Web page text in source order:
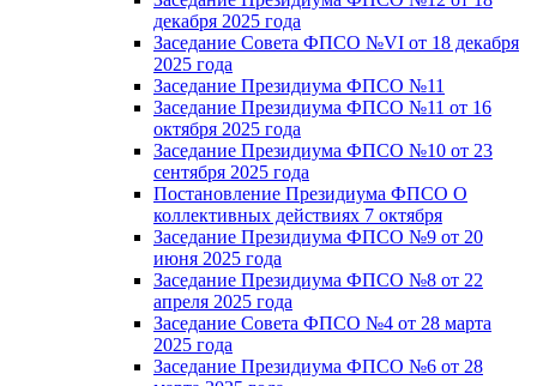
декабря 2025 года
Заседание Совета ФПСО №VI от 18 декабря
2025 года
Заседание Президиума ФПСО №11
Заседание Президиума ФПСО №11 от 16
октября 2025 года
Заседание Президиума ФПСО №10 от 23
сентября 2025 года
Постановление Президиума ФПСО О
коллективных действиях 7 октября
Заседание Президиума ФПСО №9 от 20
июня 2025 года
Заседание Президиума ФПСО №8 от 22
апреля 2025 года
Заседание Совета ФПСО №4 от 28 марта
2025 года
Заседание Президиума ФПСО №6 от 28